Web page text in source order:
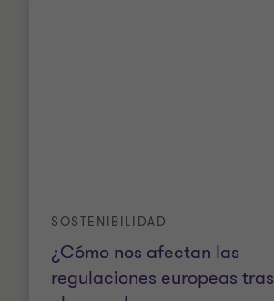
¿Cómo nos afectan las
regulaciones europeas tras
SOSTENIBILIDAD